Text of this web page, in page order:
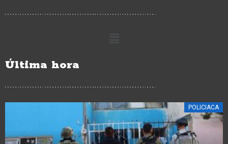
Última hora
ESTATALES